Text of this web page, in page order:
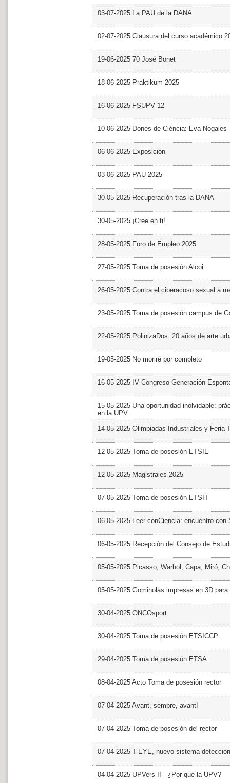
03-07-2025 La PAU de la DANA
02-07-2025 Clausura del curso académico
19-06-2025 70 José Bonet
18-06-2025 Praktikum 2025
16-06-2025 FSUPV 12
10-06-2025 Dones de Ciència: Eva Nogales
06-06-2025 Exposición
03-06-2025 PAU 2025
30-05-2025 Recuperación tras la DANA
30-05-2025 ¡Cree en ti!
28-05-2025 Foro de Empleo 2025
27-05-2025 Toma de posesión Alcoi
26-05-2025 Contra el ciberacoso sexual a
23-05-2025 Toma de posesión campus de
22-05-2025 PolinizaDos: 20 años de arte
19-05-2025 No moriré por completo
16-05-2025 IV Congreso Generación
15-05-2025 Una oportunidad inolvidable:
en la UPV
14-05-2025 Olimpiadas Industriales y Feria
12-05-2025 Toma de posesión ETSIE
12-05-2025 Magistrales 2025
07-05-2025 Toma de posesión ETSIT
06-05-2025 Leer conCiencia: encuentro con
06-05-2025 Recepción del Consejo de
05-05-2025 Picasso, Warhol, Capa, Miró,
05-05-2025 Gominolas impresas en 3D
30-04-2025 ONCOsport
30-04-2025 Toma de posesión ETSICCP
29-04-2025 Toma de posesión ETSA
08-04-2025 Acto Toma de posesión rector
07-04-2025 Avant, sempre, avant!
07-04-2025 Toma de posesión del rector
07-04-2025 T-EYE, nuevo sistema
04-04-2025 UPVers II - ¿Por qué la UPV?